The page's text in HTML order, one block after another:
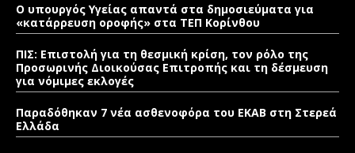
Ο υπουργός Υγείας απαντά στα δημοσιεύματα για
«κατάρρευση οροφής» στα ΤΕΠ Κορίνθου
ΠΙΣ: Επιστολή για τη θεσμική κρίση, τον ρόλο της
Προσωρινής Διοικούσας Επιτροπής και τη δέσμευση
για νόμιμες εκλογές
Παραδόθηκαν 7 νέα ασθενοφόρα του ΕΚΑΒ στη Στερεά
Ελλάδα